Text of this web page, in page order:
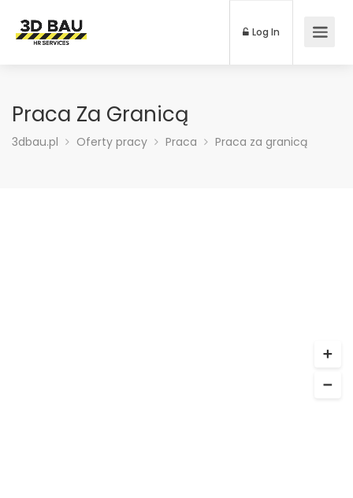
Log In
Praca Za Granicą
3dbau.pl Oferty pracy Praca Praca za granicą